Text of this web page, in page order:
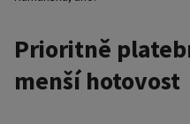
Prioritně
menší hotovost